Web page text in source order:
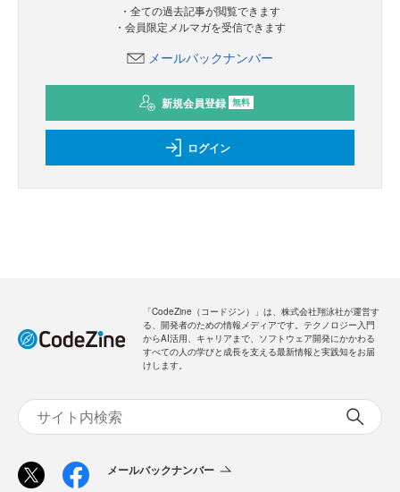
・全ての過去記事が閲覧できます
・会員限定メルマガを受信できます
メールバックナンバー
新規会員登録 無料
ログイン
「CodeZine（コードジン）」は、株式会社翔泳社が運営す
る、開発者のための情報メディアです。テクノロジー入門
からAI活用、キャリアまで、ソフトウェア開発にかかわる
すべての人の学びと成長を支える最新情報と実践知をお届
けします。
メールバックナンバー